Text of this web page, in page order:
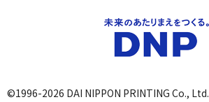
©1996-2026 DAI NIPPON PRINTING Co., Ltd.